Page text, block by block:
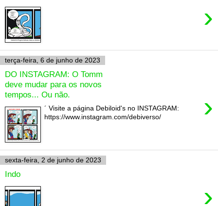
›
terça-feira, 6 de junho de 2023
DO INSTAGRAM: O Tomm
deve mudar para os novos
tempos... Ou não.
›
´ Visite a página Debiloid's no INSTAGRAM:
https://www.instagram.com/debiverso/
sexta-feira, 2 de junho de 2023
Indo
›